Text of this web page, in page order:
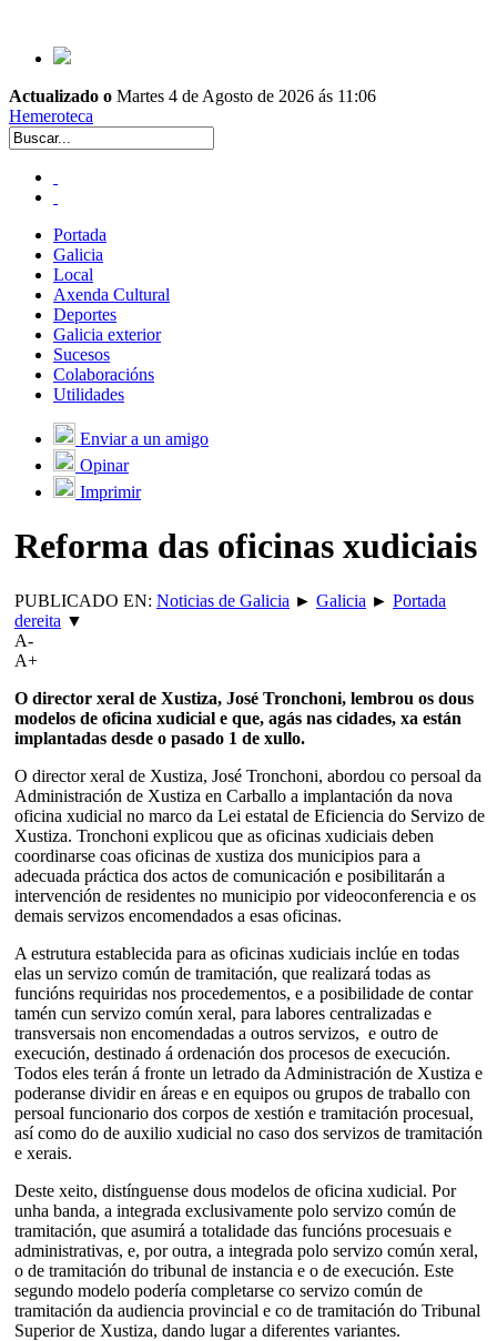
Actualizado o Martes 4 de Agosto de 2026 ás 11:06
Hemeroteca
Portada
Galicia
Local
Axenda Cultural
Deportes
Galicia exterior
Sucesos
Colaboracións
Utilidades
Enviar a un amigo
Opinar
Imprimir
Reforma das oficinas xudiciais
PUBLICADO EN: Noticias de Galicia ► Galicia ► Portada
dereita ▼
A-
A+
O director xeral de Xustiza, José Tronchoni, lembrou os dous
modelos de oficina xudicial e que, agás nas cidades, xa están
implantadas desde o pasado 1 de xullo.
O director xeral de Xustiza, José Tronchoni, abordou co persoal da
Administración de Xustiza en Carballo a implantación da nova
oficina xudicial no marco da Lei estatal de Eficiencia do Servizo de
Xustiza. Tronchoni explicou que as oficinas xudiciais deben
coordinarse coas oficinas de xustiza dos municipios para a
adecuada práctica dos actos de comunicación e posibilitarán a
intervención de residentes no municipio por videoconferencia e os
demais servizos encomendados a esas oficinas.
A estrutura establecida para as oficinas xudiciais inclúe en todas
elas un servizo común de tramitación, que realizará todas as
funcións requiridas nos procedementos, e a posibilidade de contar
tamén cun servizo común xeral, para labores centralizadas e
transversais non encomendadas a outros servizos, e outro de
execución, destinado á ordenación dos procesos de execución.
Todos eles terán á fronte un letrado da Administración de Xustiza e
poderanse dividir en áreas e en equipos ou grupos de traballo con
persoal funcionario dos corpos de xestión e tramitación procesual,
así como do de auxilio xudicial no caso dos servizos de tramitación
e xerais.
Deste xeito, distínguense dous modelos de oficina xudicial. Por
unha banda, a integrada exclusivamente polo servizo común de
tramitación, que asumirá a totalidade das funcións procesuais e
administrativas, e, por outra, a integrada polo servizo común xeral,
o de tramitación do tribunal de instancia e o de execución. Este
segundo modelo podería completarse co servizo común de
tramitación da audiencia provincial e co de tramitación do Tribunal
Superior de Xustiza, dando lugar a diferentes variantes.